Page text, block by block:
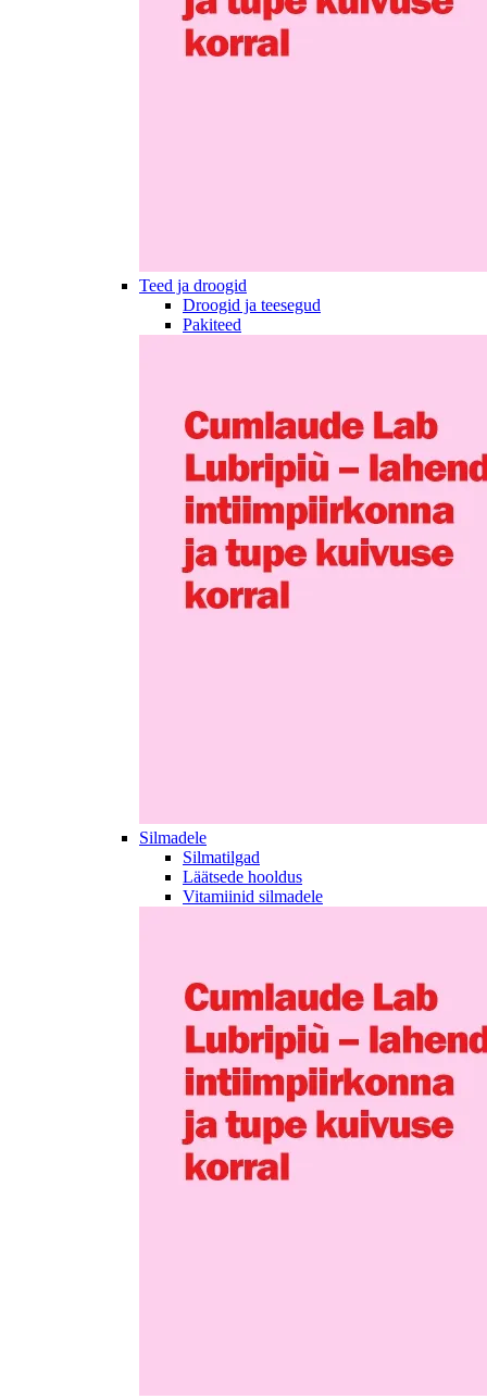
Teed ja droogid
Droogid ja teesegud
Pakiteed
Silmadele
Silmatilgad
Läätsede hooldus
Vitamiinid silmadele